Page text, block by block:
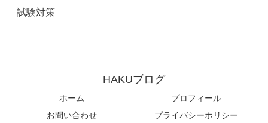
試験対策
HAKUブログ
ホーム
プロフィール
お問い合わせ
プライバシーポリシー